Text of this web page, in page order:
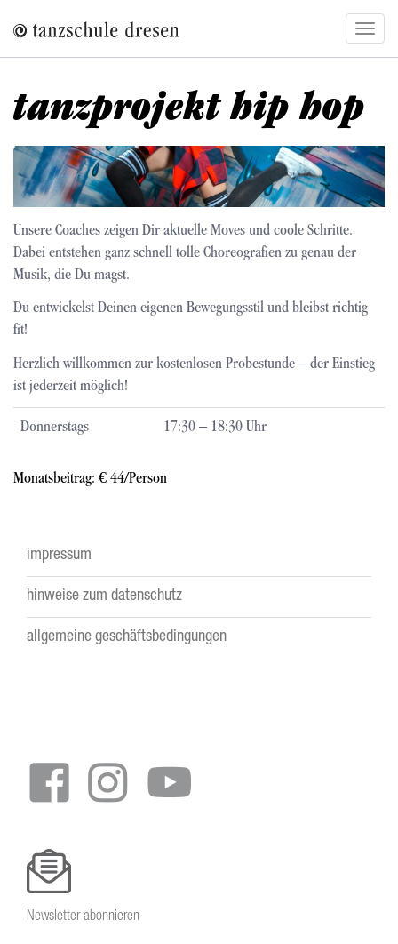
zum
Inhalt
tanzprojekt hip hop
Bild
Unsere Coaches zeigen Dir aktuelle Moves und coole Schritte.
Dabei entstehen ganz schnell tolle Choreografien zu genau der
Musik, die Du magst.
Du entwickelst Deinen eigenen Bewegungsstil und bleibst richtig
fit!
Herzlich willkommen zur kostenlosen Probestunde – der Einstieg
ist jederzeit möglich!
Donnerstags 17:30 – 18:30 Uhr
Monatsbeitrag: € 44/Person
Footer
menu
impressum
hinweise zum datenschutz
allgemeine geschäftsbedingungen
Newsletter abonnieren